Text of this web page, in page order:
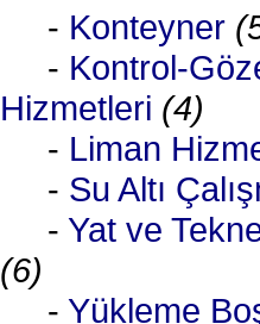
- Konteyner
- Kontrol-
Hizmetleri (4)
- Liman
- Su Altı
- Yat ve
(6)
- Yükleme